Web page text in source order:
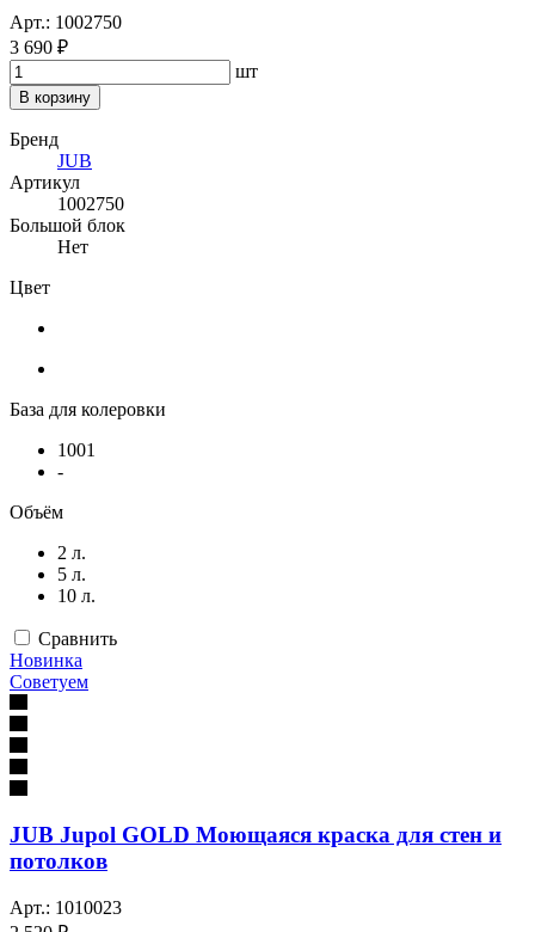
Арт.: 1002750
3 690 ₽
шт
В корзину
Бренд
JUB
Артикул
1002750
Большой блок
Нет
Цвет
База для колеровки
1001
-
Объём
2 л.
5 л.
10 л.
Сравнить
Новинка
Советуем
JUB Jupol GOLD Моющаяся краска для стен и
потолков
Арт.: 1010023